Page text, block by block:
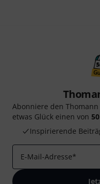
Abonniere den
etwas Glück einen von
Inspirierende
E-Mail-Adresse*